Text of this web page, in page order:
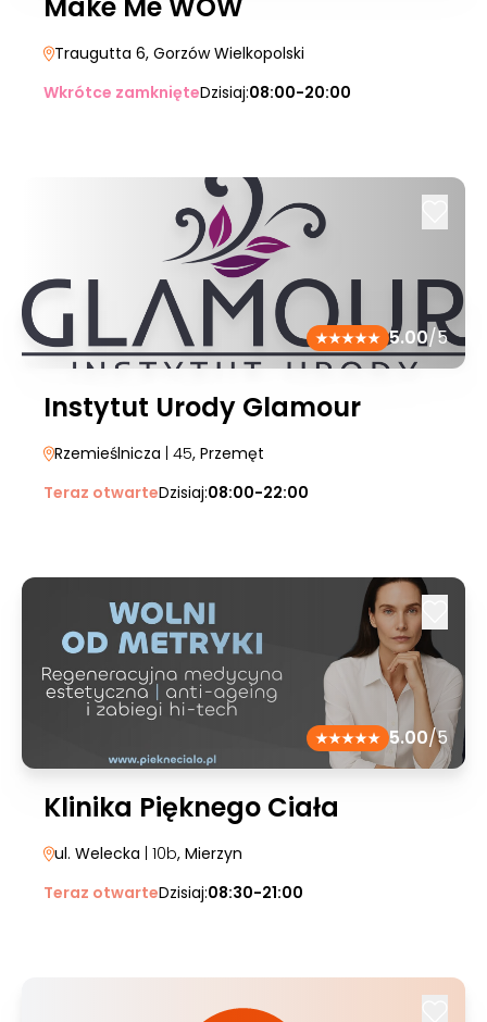
Traugutta 6, Gorzów Wielkopolski
Wkrótce zamknięteDzisiaj:08:00-20:00
5.00/5
Instytut Urody Glamour
Rzemieślnicza | 45, Przemęt
Teraz otwarteDzisiaj:08:00-22:00
5.00/5
Klinika Pięknego Ciała
ul. Welecka | 10b, Mierzyn
Teraz otwarteDzisiaj:08:30-21:00